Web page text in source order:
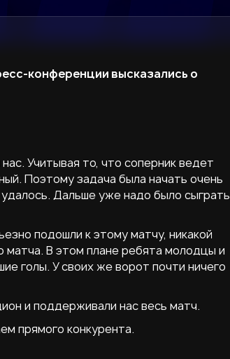
конференции высказались о
Учитывая то, что соперник ведет
Поэтому задача была начать очень
Дальше уже надо было сыграть
подошли к этому матчу, никакой
матча. В этом плане ребята молодцы и
голы. У своих же ворот почти ничего
и поддерживали нас весь матч.
прямого конкурента.